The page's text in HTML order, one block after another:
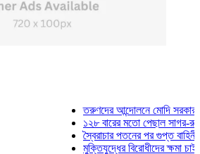
তরুণদের আন্দোলনে মোদি সরকার
১২৮ বারের মতো পেছাল সাগর-রুনি
স্বৈরাচার পতনের পর গুপ্ত বাহিনীর
মুক্তিযুদ্ধের বিরোধীদের ক্ষমা চাইতে